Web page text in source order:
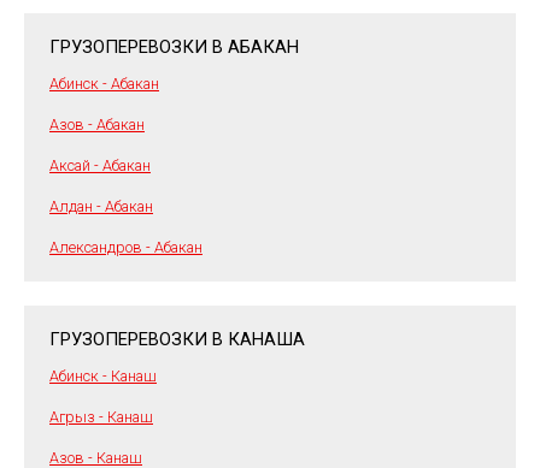
ГРУЗОПЕРЕВОЗКИ В АБАКАН
Абинск - Абакан
Азов - Абакан
Аксай - Абакан
Алдан - Абакан
Александров - Абакан
ГРУЗОПЕРЕВОЗКИ В КАНАША
Абинск - Канаш
Агрыз - Канаш
Азов - Канаш